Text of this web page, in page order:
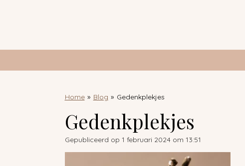
hoofdinhoud
Home » Blog » Gedenkplekjes
Gedenkplekjes
Gepubliceerd op 1 februari 2024 om 13:51